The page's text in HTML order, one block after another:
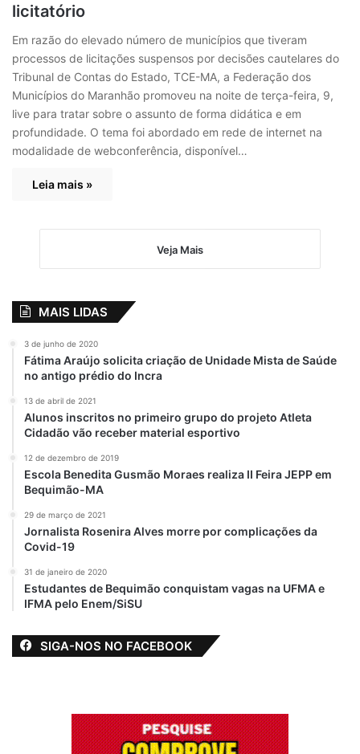
licitatório
Em razão do elevado número de municípios que tiveram
processos de licitações suspensos por decisões cautelares do
Tribunal de Contas do Estado, TCE-MA, a Federação dos
Municípios do Maranhão promoveu na noite de terça-feira, 9,
live para tratar sobre o assunto de forma didática e em
profundidade. O tema foi abordado em rede de internet na
modalidade de webconferência, disponível…
Leia mais »
Veja Mais
MAIS LIDAS
3 de junho de 2020
Fátima Araújo solicita criação de Unidade Mista de Saúde
no antigo prédio do Incra
13 de abril de 2021
Alunos inscritos no primeiro grupo do projeto Atleta
Cidadão vão receber material esportivo
12 de dezembro de 2019
Escola Benedita Gusmão Moraes realiza II Feira JEPP em
Bequimão-MA
29 de março de 2021
Jornalista Rosenira Alves morre por complicações da
Covid-19
31 de janeiro de 2020
Estudantes de Bequimão conquistam vagas na UFMA e
IFMA pelo Enem/SiSU
SIGA-NOS NO FACEBOOK